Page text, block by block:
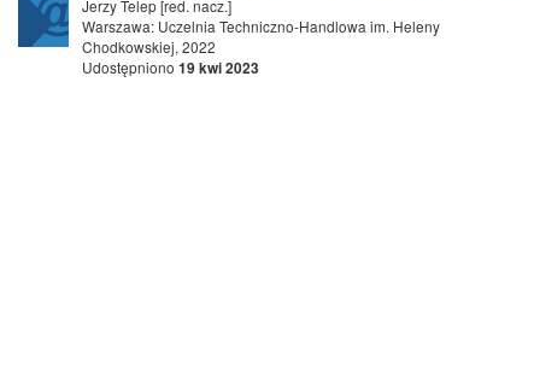
Jerzy Telep [red. nacz.]
Warszawa: Uczelnia Techniczno-Handlowa im. Heleny
Chodkowskiej, 2022
Udostępniono 19 kwi 2023